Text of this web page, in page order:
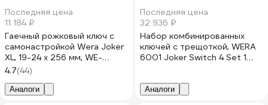
Последняя цена
11 184 ₽
Гаечный рожковый ключ с
самонастройкой Wera Joker
XL, 19-24 x 256 мм, WE-
020104
4.7(44)
Аналоги
Последняя цена
32 936 ₽
Набор комбинированных
ключей с трещоткой, WERA
6001 Joker Switch 4 Set 1
Аналоги